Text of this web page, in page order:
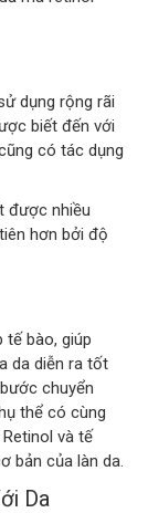
dụng rộng rãi
biết đến với
có tác dụng
được nhiều
hơn bởi độ
bào, giúp
da diễn ra tốt
chuyển
thể có cùng
và tế
bản của làn da.
Da